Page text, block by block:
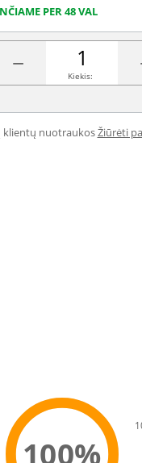
PER 48 VAL
− Kiekis:
klientų nuotraukosŽiūrėti
100%